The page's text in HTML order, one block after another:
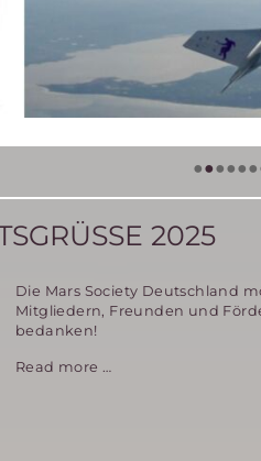
••••••
2025
Die Mars Society Deutschland
Mitgliedern, Freunden und
bedanken!
Read more …